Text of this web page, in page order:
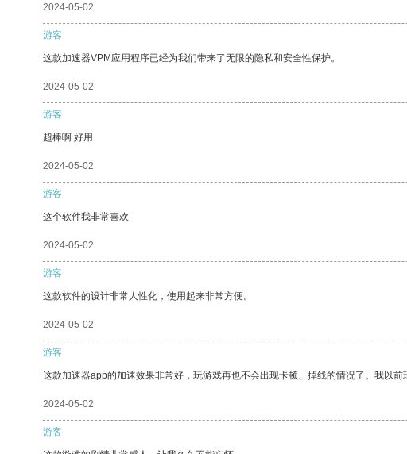
2024-05-02
游客
这款加速器VPM应用程序已经为我们带来了无限的隐私和安全性保护。
2024-05-02
游客
超棒啊 好用
2024-05-02
游客
这个软件我非常喜欢
2024-05-02
游客
这款软件的设计非常人性化，使用起来非常方便。
2024-05-02
游客
这款加速器app的加速效果非常好，玩游戏再也不会出现卡顿、掉线的情况了。我以
2024-05-02
游客